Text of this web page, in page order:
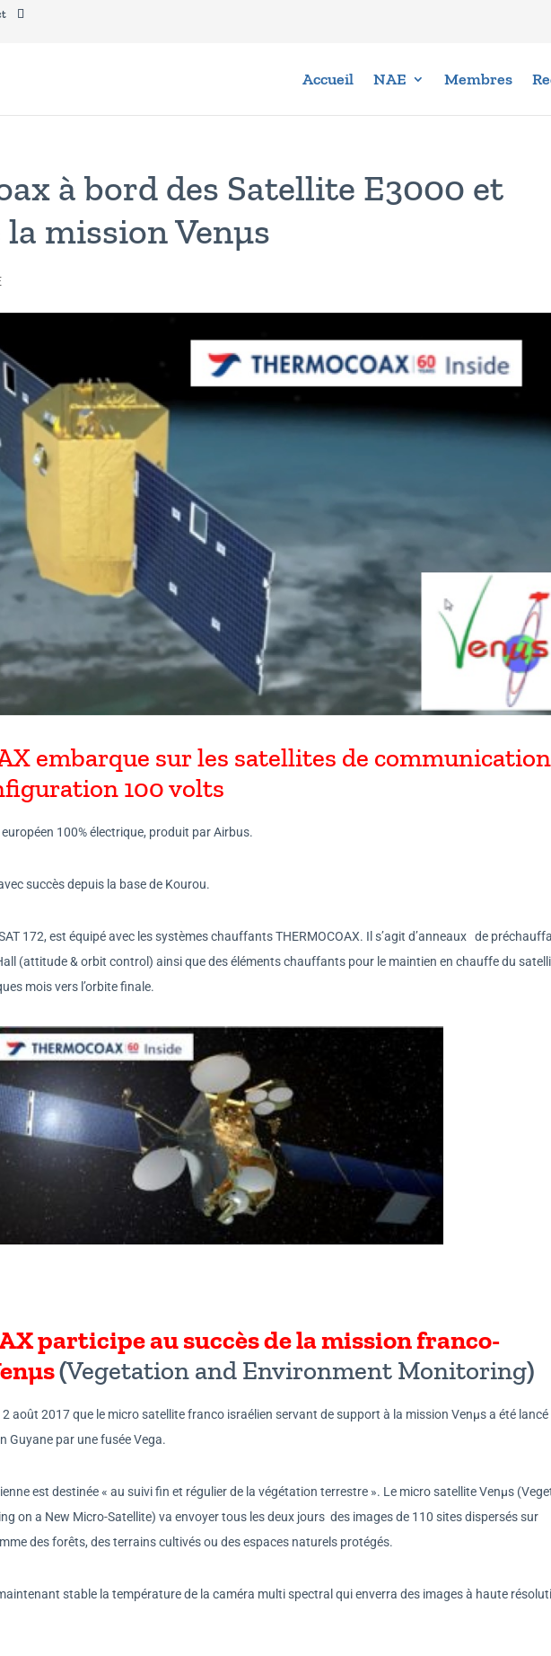
Accueil NAE Membres
à bord des Satellite E3000 et
la mission Venµs
embarque sur les satellites de communication
100 volts
100% électrique, produit par Airbus.
succès depuis la base de Kourou.
172, est équipé avec les systèmes chauffants THERMOCOAX. Il s’agit d’anneaux de
(attitude & orbit control) ainsi que des éléments chauffants pour le maintien en chauffe du
mois vers l’orbite finale.
participe au succès de la mission franco-
(Vegetation and Environment Monitoring)
2 août 2017 que le micro satellite franco israélien servant de support à la mission Venµs a été lancé
Guyane par une fusée Vega.
est destinée « au suivi fin et régulier de la végétation terrestre ». Le micro satellite Venµs
on a New Micro-Satellite) va envoyer tous les deux jours des images de 110 sites dispersés sur
des forêts, des terrains cultivés ou des espaces naturels protégés.
stable la température de la caméra multi spectral qui enverra des images à haute